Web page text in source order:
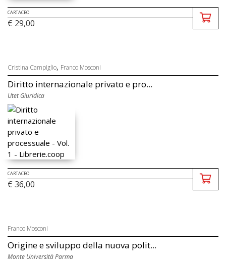
CARTACEO
€ 29,00
Cristina Campiglio, Franco Mosconi
Diritto internazionale privato e pro...
Utet Giuridica
CARTACEO
€ 36,00
Franco Mosconi
Origine e sviluppo della nuova polit...
Monte Università Parma